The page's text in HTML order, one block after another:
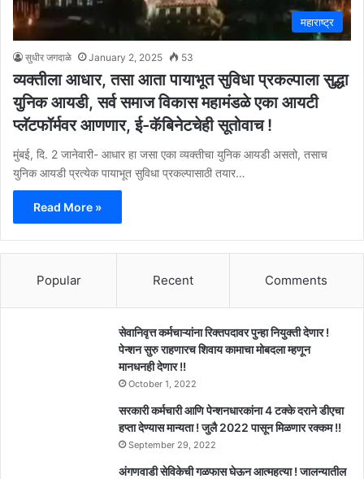
महाराष्ट्र
सुधीर जगदाळे January 2, 2025 53
व्यक्तीला आधार, तसा आता पायाभूत सुविधा प्रकल्पाला सुद्धा
युनिक आयडी, सर्व समाज विकास महामंडळे एका आयटी
प्लॅटफॉर्मवर आणणार, ई-कॅबिनेटचेही सूतोवाच !
मुंबई, दि. 2 जानेवारी- आधार हा जसा एका व्यक्तीचा युनिक आयडी असतो, तसाच
युनिक आयडी प्रत्येक पायाभूत सुविधा प्रकल्पासाठी तयार…
Read More »
Popular Recent Comments
सेवानिवृत्त कर्मचाऱ्यांना रिक्तपदावर पुन्हा नियुक्ती देणार !
पेन्शन सुरु राहणारच शिवाय कामाचा मोबदला म्हणून
मानधनही देणार !!
October 1, 2022
सरकारी कर्मचारी आणि पेन्शनधारकांना 4 टक्के दराने डीएचा
हप्ता देण्यास मान्यता ! जुलै 2022 पासून मिळणार रक्कम !!
September 29, 2022
अंगणवाडी सेविकेची गळफास घेऊन आत्महत्या ! जालन्यातील